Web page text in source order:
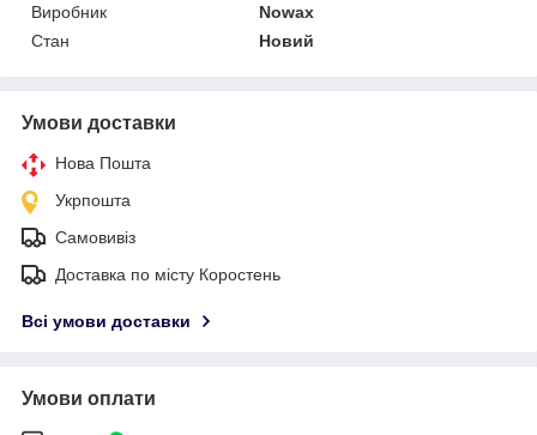
Виробник
Nowax
Стан
Новий
Умови доставки
Нова Пошта
Укрпошта
Самовивіз
Доставка по місту Коростень
Всі умови доставки
Умови оплати